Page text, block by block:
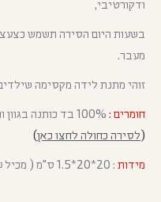
ודקורטיבי,
בשעות היום הסירה תשמש
מעבר.
זוהי מתנת לידה מקסימה
חומרים :
(לסירה כחולה לחצו כאן)
מידות : 20*20*1.5 ס"מ ( מכיל עד 3 מוצצים ).